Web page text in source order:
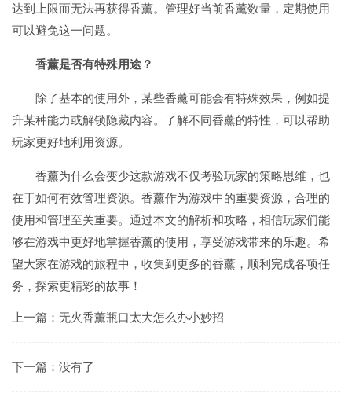
达到上限而无法再获得香薰。管理好当前香薰数量，定期使用
可以避免这一问题。
香薰是否有特殊用途？
除了基本的使用外，某些香薰可能会有特殊效果，例如提
升某种能力或解锁隐藏内容。了解不同香薰的特性，可以帮助
玩家更好地利用资源。
香薰为什么会变少这款游戏不仅考验玩家的策略思维，也
在于如何有效管理资源。香薰作为游戏中的重要资源，合理的
使用和管理至关重要。通过本文的解析和攻略，相信玩家们能
够在游戏中更好地掌握香薰的使用，享受游戏带来的乐趣。希
望大家在游戏的旅程中，收集到更多的香薰，顺利完成各项任
务，探索更精彩的故事！
上一篇： 无火香薰瓶口太大怎么办小妙招
下一篇：没有了